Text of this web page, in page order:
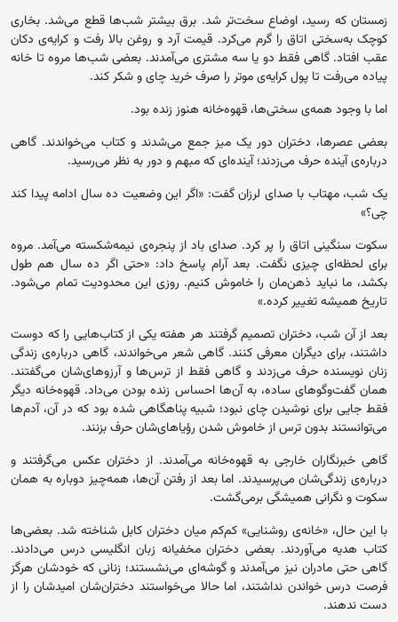
زمستان که رسید، اوضاع سخت‌تر شد. برق بیشتر شب‌ها قطع می‌شد. بخاری
کوچک به‌سختی اتاق را گرم می‌کرد. قیمت آرد و روغن بالا رفت و کرایه‌ی دکان
عقب افتاد. گاهی فقط دو یا سه مشتری می‌آمدند. بعضی شب‌ها مروه تا خانه
پیاده می‌رفت تا پول کرایه‌ی موتر را صرف خرید چای و شکر کند.
اما با وجود همه‌ی سختی‌ها، قهوه‌خانه هنوز زنده بود.
بعضی عصرها، دختران دور یک میز جمع می‌شدند و کتاب می‌خواندند. گاهی
درباره‌ی آینده حرف می‌زدند؛ آینده‌ای که مبهم و دور به نظر می‌رسید.
یک شب، مهتاب با صدای لرزان گفت: «اگر این وضعیت ده سال ادامه پیدا کند
چی؟»
سکوت سنگینی اتاق را پر کرد. صدای باد از پنجره‌ی نیمه‌شکسته می‌آمد. مروه
برای لحظه‌ای چیزی نگفت. بعد آرام پاسخ داد: «حتی اگر ده سال هم طول
بکشد، ما نباید ذهن‌مان را خاموش کنیم. روزی این محدودیت تمام می‌شود.
تاریخ همیشه تغییر کرده.»
بعد از آن شب، دختران تصمیم گرفتند هر هفته یکی از کتاب‌هایی را که دوست
داشتند، برای دیگران معرفی کنند. گاهی شعر می‌خواندند، گاهی درباره‌ی زندگی
زنان نویسنده حرف می‌زدند و گاهی فقط از ترس‌ها و آرزوهای‌شان می‌گفتند.
همان گفت‌وگوهای ساده، به آن‌ها احساس زنده بودن می‌داد. قهوه‌خانه دیگر
فقط جایی برای نوشیدن چای نبود؛ شبیه پناهگاهی شده بود که در آن، آدم‌ها
می‌توانستند بدون ترس از خاموش شدن رؤیاهای‌شان حرف بزنند.
گاهی خبرنگاران خارجی به قهوه‌خانه می‌آمدند. از دختران عکس می‌گرفتند و
درباره‌ی زندگی‌شان می‌پرسیدند. اما بعد از رفتن آن‌ها، همه‌چیز دوباره به همان
سکوت و نگرانی همیشگی برمی‌گشت.
با این حال، «خانه‌ی روشنایی» کم‌کم میان دختران کابل شناخته شد. بعضی‌ها
کتاب هدیه می‌آوردند. بعضی دختران مخفیانه زبان انگلیسی درس می‌دادند.
گاهی حتی مادران نیز می‌آمدند و گوشه‌ای می‌نشستند؛ زنانی که خودشان هرگز
فرصت درس خواندن نداشتند، اما حالا می‌خواستند دختران‌شان امیدشان را از
دست ندهند.